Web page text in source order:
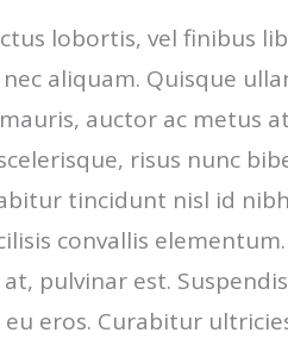
lobortis, vel finibus
aliquam. Quisque
auctor ac metus
risus nunc
tincidunt nisl id
convallis
pulvinar est.
eros. Curabitur